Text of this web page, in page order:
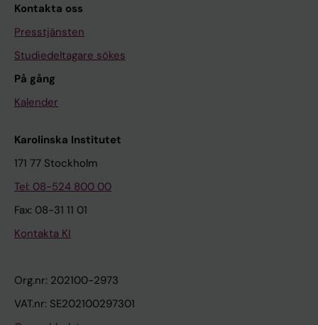
Kontakta oss
Presstjänsten
Studiedeltagare sökes
På gång
Kalender
Karolinska Institutet
171 77 Stockholm
Tel: 08-524 800 00
Fax: 08-31 11 01
Kontakta KI
Org.nr: 202100-2973
VAT.nr: SE202100297301